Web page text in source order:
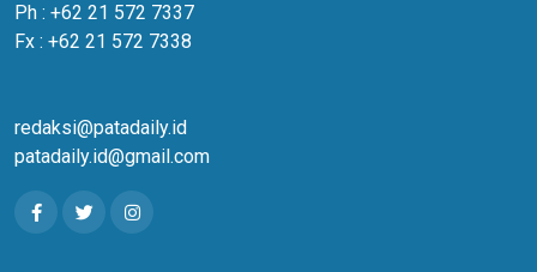
Ph : +62 21 572 7337
Fx : +62 21 572 7338
redaksi@patadaily.id
patadaily.id@gmail.com